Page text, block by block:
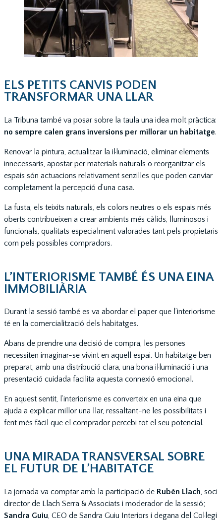
ELS PETITS CANVIS PODEN
TRANSFORMAR UNA LLAR
La Tribuna també va posar sobre la taula una idea molt pràctica:
no sempre calen grans inversions per millorar un habitatge.
Renovar la pintura, actualitzar la il·luminació, eliminar elements
innecessaris, apostar per materials naturals o reorganitzar els
espais són actuacions relativament senzilles que poden canviar
completament la percepció d’una casa.
La fusta, els teixits naturals, els colors neutres o els espais més
oberts contribueixen a crear ambients més càlids, lluminosos i
funcionals, qualitats especialment valorades tant pels propietaris
com pels possibles compradors.
L’INTERIORISME TAMBÉ ÉS UNA EINA
IMMOBILIÀRIA
Durant la sessió també es va abordar el paper que l’interiorisme
té en la comercialització dels habitatges.
Abans de prendre una decisió de compra, les persones
necessiten imaginar-se vivint en aquell espai. Un habitatge ben
preparat, amb una distribució clara, una bona il·luminació i una
presentació cuidada facilita aquesta connexió emocional.
En aquest sentit, l’interiorisme es converteix en una eina que
ajuda a explicar millor una llar, ressaltant-ne les possibilitats i
fent més fàcil que el comprador percebi tot el seu potencial.
UNA MIRADA TRANSVERSAL SOBRE
EL FUTUR DE L’HABITATGE
La jornada va comptar amb la participació de Rubén Llach, soci
director de Llach Serra & Associats i moderador de la sessió;
Sandra Guiu, CEO de Sandra Guiu Interiors i degana del Col·legi